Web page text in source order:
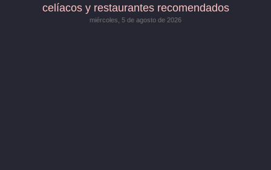
celíacos y restaurantes recomendados
miércoles, 5 de agosto de 2026